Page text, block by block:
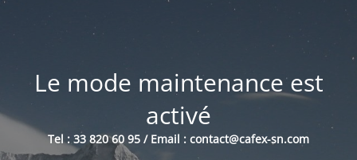
Le mode maintenance est
activé
Tel : 33 820 60 95 / Email : contact@cafex-sn.com